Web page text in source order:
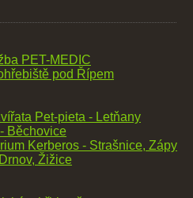
PET-MEDIC
pod Řípem
Pet-pieta - Letňany
Běchovice
Kerberos - Strašnice, Zápy
Žižice